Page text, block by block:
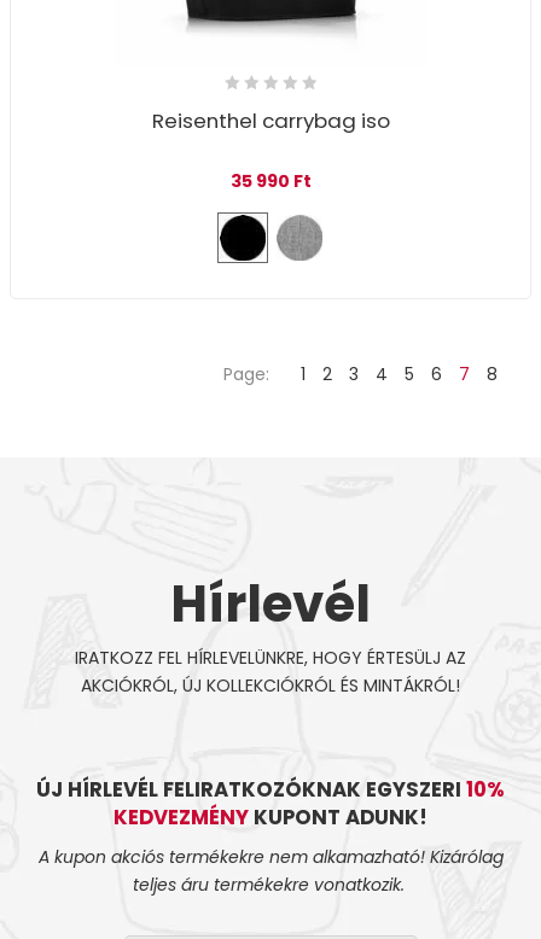
Reisenthel carrybag iso
35 990 Ft
Page: 1 2 3 4 5 6 7 8
Hírlevél
IRATKOZZ FEL HÍRLEVELÜNKRE, HOGY ÉRTESÜLJ AZ
AKCIÓKRÓL, ÚJ KOLLEKCIÓKRÓL ÉS MINTÁKRÓL!
ÚJ HÍRLEVÉL FELIRATKOZÓKNAK EGYSZERI 10%
KEDVEZMÉNY KUPONT ADUNK!
A kupon akciós termékekre nem alkamazható! Kizárólag
teljes áru termékekre vonatkozik.